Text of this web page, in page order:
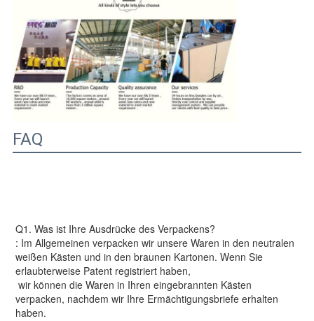
FAQ
Q1. Was ist Ihre Ausdrücke des Verpackens?
: Im Allgemeinen verpacken wir unsere Waren in den neutralen
weißen Kästen und in den braunen Kartonen. Wenn Sie
erlaubterweise Patent registriert haben,
wir können die Waren in Ihren eingebrannten Kästen
verpacken, nachdem wir Ihre Ermächtigungsbriefe erhalten
haben.